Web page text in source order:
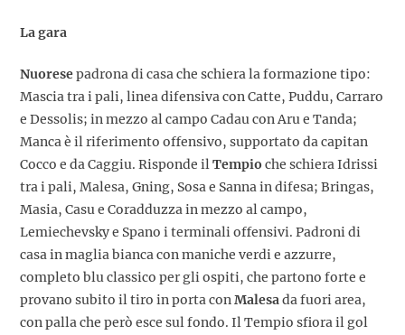
La gara
Nuoresepadrona di casa che schiera la formazione tipo:
Mascia tra i pali, linea difensiva con Catte, Puddu, Carraro
e Dessolis; in mezzo al campo Cadau con Aru e Tanda;
Manca è il riferimento offensivo, supportato da capitan
Cocco e da Caggiu. Risponde ilTempio che schiera Idrissi
tra i pali, Malesa, Gning, Sosa e Sanna in difesa; Bringas,
Masia, Casu e Coradduzza in mezzo al campo,
Lemiechevsky e Spano i terminali offensivi. Padroni di
casa in maglia bianca con maniche verdi e azzurre,
completo blu classico per gli ospiti, che partono forte e
provano subito il tiro in porta conMalesada fuori area,
con palla che però esce sul fondo. Il Tempio sfiora il gol